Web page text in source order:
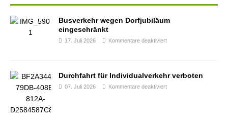
Busverkehr wegen Dorfjubiläum
eingeschränkt
17. Juli 2026 Kommentare deaktiviert
Durchfahrt für Individualverkehr verboten
07. Juli 2026 Kommentare deaktiviert